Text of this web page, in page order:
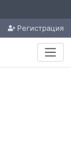
Регистрация